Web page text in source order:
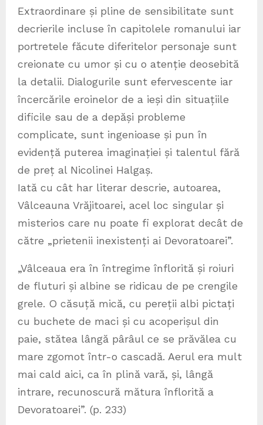
Extraordinare și pline de sensibilitate sunt
decrierile incluse în capitolele romanului iar
portretele făcute diferitelor personaje sunt
creionate cu umor și cu o atenție deosebită
la detalii. Dialogurile sunt efervescente iar
încercările eroinelor de a ieși din situațiile
dificile sau de a depăși probleme
complicate, sunt ingenioase și pun în
evidență puterea imaginației și talentul fără
de preț al Nicolinei Halgaș.
Iată cu cât har literar descrie, autoarea,
Vâlceauna Vrăjitoarei, acel loc singular și
misterios care nu poate fi explorat decât de
către „prietenii inexistenți ai Devoratoarei”.
„Vâlceaua era în întregime înflorită și roiuri
de fluturi și albine se ridicau de pe crengile
grele. O căsuță mică, cu pereții albi pictați
cu buchete de maci și cu acoperișul din
paie, stătea lângă pârâul ce se prăvălea cu
mare zgomot într-o cascadă. Aerul era mult
mai cald aici, ca în plină vară, și, lângă
intrare, recunoscură mătura înflorită a
Devoratoarei”. (p. 233)